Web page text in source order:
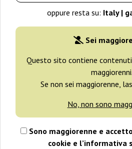
oppure resta su: Italy |
Sei
Questo sito contiene
maggiorenni.
Se non sei maggiorenne,
No, non sono
Sono maggiorenne e
cookie e l’informativa